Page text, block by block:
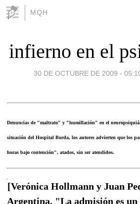
MQH
infierno en el
30 DE OCTUBRE DE 2009 -
Denuncias de "maltrato" y "humillación" en el
situación del Hospital Borda, los autores advierten que los
horas bajo contención", atados, sin ser atendidos.
[Verónica Hollmann y Juan
Argentina. "La admisión es